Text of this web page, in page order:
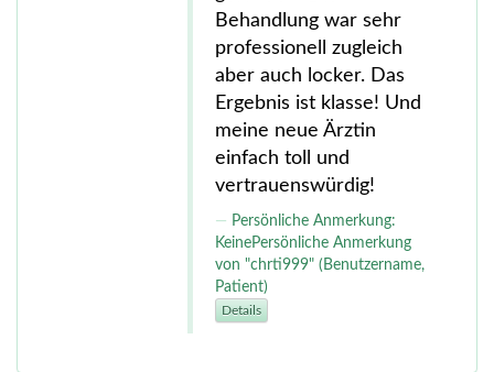
Behandlung war sehr
professionell zugleich
aber auch locker. Das
Ergebnis ist klasse! Und
meine neue Ärztin
einfach toll und
vertrauenswürdig!
Persönliche Anmerkung:
KeinePersönliche Anmerkung
von "chrti999" (Benutzername,
Patient)
Details